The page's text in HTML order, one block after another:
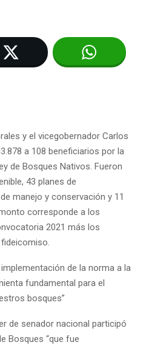
y el vicegobernador Carlos
a 108 beneficiarios por la
de Bosques Nativos. Fueron
43 planes de
manejo y conservación y 11
corresponde a los
2021 más los
de la norma a la
fundamental para el
bosques”
de senador nacional participó
Bosques “que fue